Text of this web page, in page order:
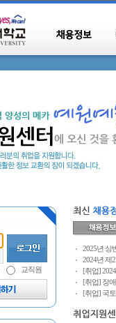
교직원
2025년 상
2024년 제
[취업]
[취업] 장
[취업] 국